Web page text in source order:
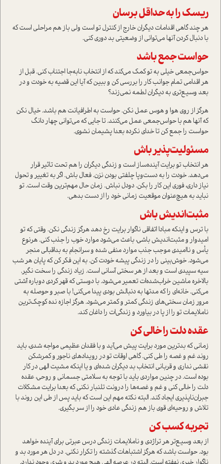
ریسک را به حداقل برسان
هر چند گاهی اقدامات دیگران خارج از کنترل تو است ولی باز هم مراحلی است که
با دنبال کردن آنها می‌توانی از وضعیتی بد دوری کنی.
حواست جمع باشد
حواس‌جمعی خیلی به تو کمک می‌کند که از انتخاب نابه‌جا اجتناب کنی. قبل از
هر اقدامی تمام جوانب کار را بررسی کن و ببین که آیا این قضیه به خودت و در
بعد وسیع‌تری به دیگران لطمه نمی‌زند؟
هرگز از روی هوا و هوس عمل نکن. حواست به اطرافیانت هم باشد. خیال نکن
که آنها هم با حواس‌جمعی عمل می‌کنند. تا جايی که می‌توانی چهار دانگ
حواست را جمع کن تا خدای نکرده بعدا پشیمان نشوی.
مسئولیت‌پذیر باش
هر انتخاب تو برایت آینده‌ساز است و زندگی دیگران را هم تحت تاثیر قرار
می‌دهد. خودت را به دست‌و‌پا چلفتی بودن نزن. فعال باش. اگر به تغییر و تحول
نیاز داری، فوری این کار را بکن. دودل نباش. زمان حال مهم‌ترین وقت است. تو
نباید به هیچ‌عنوان موقعیت زمانی خود را از دست بدهی.
مثبت‌اندیش باش
با ترس و اینکه مبادا اتفاقی ناگوار برایت رخ دهد هرگز زندگی نکن. وقتی که تو
امیدوار و مثبت‌اندیش باشی، باعث می‌شود موارد خوب را جذب کنی. هرنوع
یأس و ناامیدی موجب جذب موارد منفی شده و سرانجام به بد‌اقبالی منجر
می‌شود. خوش‌بینی را در زندگی پیشه خودت کن. به این فکر کن که پایان هر شب
سیه سپیدی است و بعد از هر سختی آسانی است. زیاد زندگی را سخت نگیر.
بالاخره ماشین خراب‌شده‌ات تعمیر می‌شود. با دوستی که قهر کردی دوباره آشتی
می‌کنی. خانه‌ای را که مدتها به دنبالش بودی پیدا می‌کنی! با صبر و حوصله به
مرور زمان سختی‌های زندگی کمتر و کمتر می‌شود. هرگز اجازه نده کوچک‌ترین
ناملایمات تو را از پا در بیاورد و زندگی‌ات را داغان کند.
عقده دلت را خالی کن
زمانی که بدترین مورد برایت پیش می‌آید و با فقدان عظیمی مواجه شدی، باید
روند غم و غصه را طی کنی. گاهی اوقات تو در رویدادهای ناجور و کمرشکن
نقشی نداری و قربانی انتخاب بد دیگران شده‌ای و یا اینکه مشیت الهی در کار
بوده است. در چنین مواردی باید با توجه به سلامتی جسمانی و روحی، عقده
دلت را خالی کنی و غم و غصه‌ها را درونت تلنبار نکنی که بعدا برایت مشکلات
جبران‌ناپذیری ایجاد کند. البته نکته مهم این است که بايد پس از طی این روند با
تلاش و روحیه‌ای قوی باز هم زندگی عادی خود را از سر بگیری.
تجربه کسب کن
از بعد وسیع‌تر هر تراژدی و ناملایمات زندگی درس عبرتی برای آینده خواهد
بود. حواست باشد که هرگز اشتباهات گذشته را تکرار نکنی. در دل هر مورد بد و